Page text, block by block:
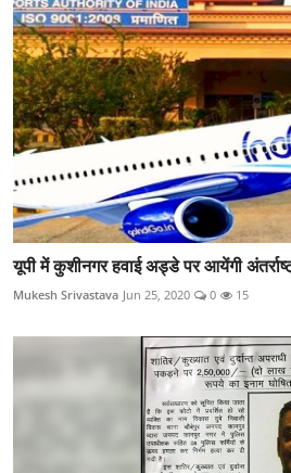
यूपी में कुशीनगर हवाई अड्डे पर आयेंगी
Mukesh Srivastava Jun 25, 2020 0 15